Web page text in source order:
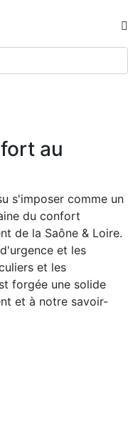
au
s'imposer comme un
du confort
de la Saône & Loire.
et les
et les
forgée une solide
et à notre savoir-